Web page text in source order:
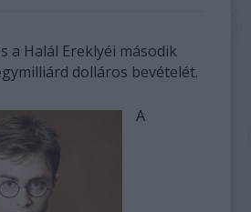
a Halál Ereklyéi második
dolláros bevételét.
A